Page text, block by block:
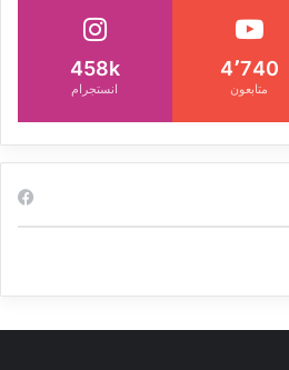
4٬740
متابعون
458k
انستجرام